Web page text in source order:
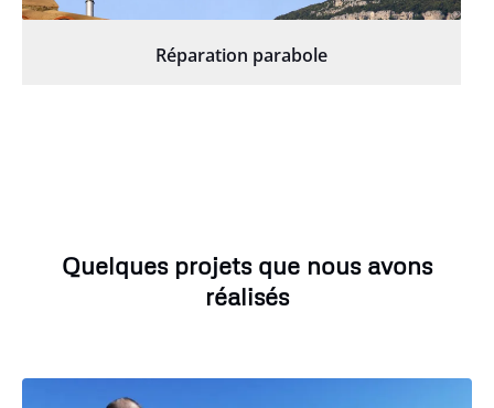
Réparation parabole
Quelques projets que nous avons
réalisés